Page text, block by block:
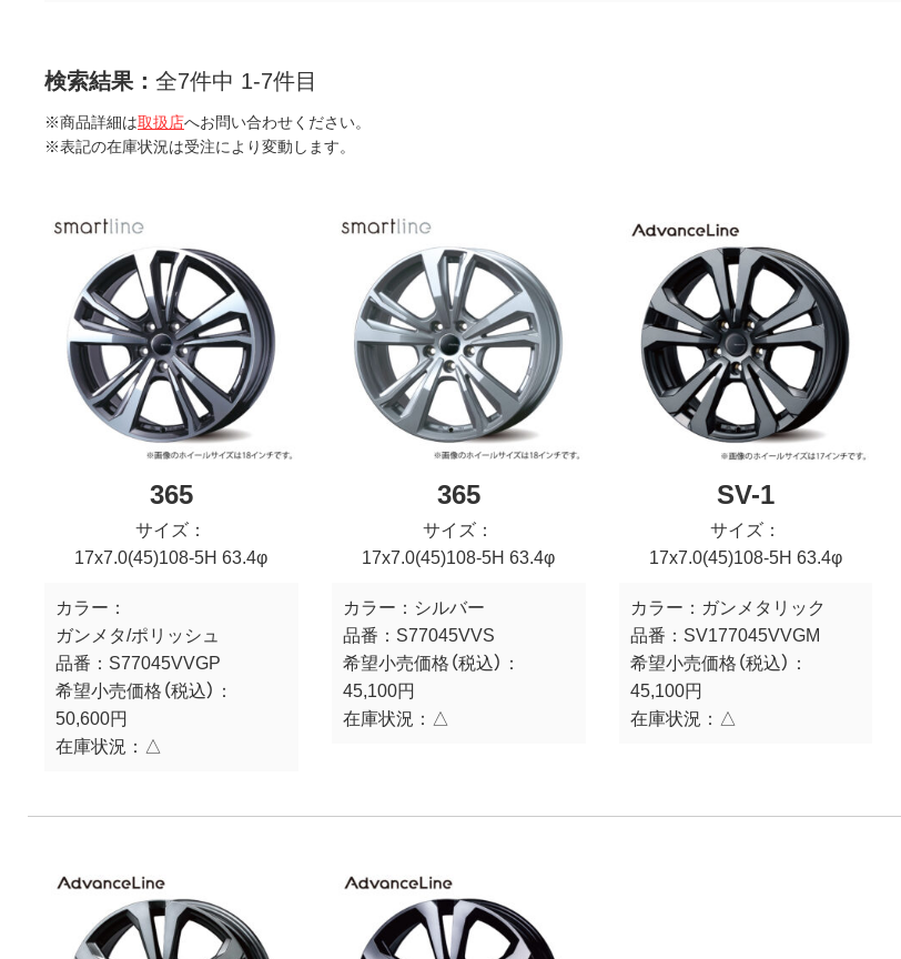
検索結果： 全7件中 1-7件目
※商品詳細は取扱店へお問い合わせください。
※表記の在庫状況は受注により変動します。
365
サイズ：
17x7.0(45)108-5H 63.4φ
カラー：
ガンメタ/ポリッシュ
品番： S77045VVGP
希望小売価格（税込）：
50,600円
在庫状況： △
365
サイズ：
17x7.0(45)108-5H 63.4φ
カラー： シルバー
品番： S77045VVS
希望小売価格（税込）：
45,100円
在庫状況： △
SV-1
サイズ：
17x7.0(45)108-5H 63.4φ
カラー： ガンメタリック
品番： SV177045VVGM
希望小売価格（税込）：
45,100円
在庫状況： △